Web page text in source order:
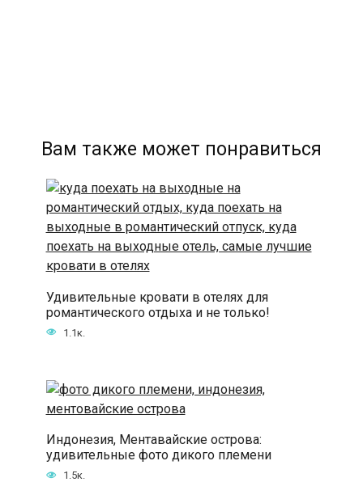
Вам также может понравиться
Удивительные кровати в отелях для
романтического отдыха и не только!
1.1к.
Индонезия, Ментавайские острова:
удивительные фото дикого племени
1.5к.